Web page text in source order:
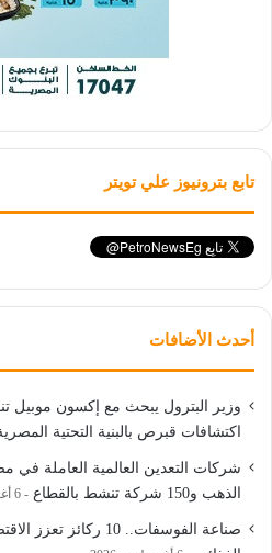
تابع بترونيوز علي تويتر
أحدث الأضافات
وزير البترول يبحث مع إكسون موبيل
اكتشافات قبرص بالبنية التحتية
الذهب و150 شركة تنشط بالقطاع
6 أغسطس، 2026
صناعة الفوسفات.. 10